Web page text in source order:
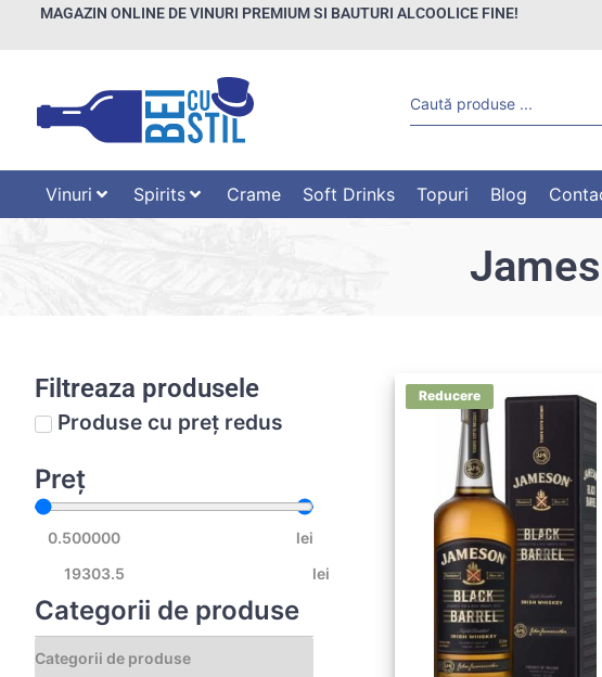
MAGAZIN ONLINE DE VINURI PREMIUM SI BAUTURI ALCOOLICE FINE!
Vinuri Spirits Crame Soft Drinks Topuri Blog
Filtreaza produsele
Produse cu preț redus
Preț
lei
lei
Categorii de produse